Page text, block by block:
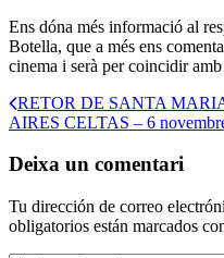
Ens dóna més informació al
Botella, que a més ens
cinema i serà per coincidir
RETOR DE SANTA
AIRES CELTAS – 6
Deixa un comentari
Tu dirección de correo
obligatorios están marcados